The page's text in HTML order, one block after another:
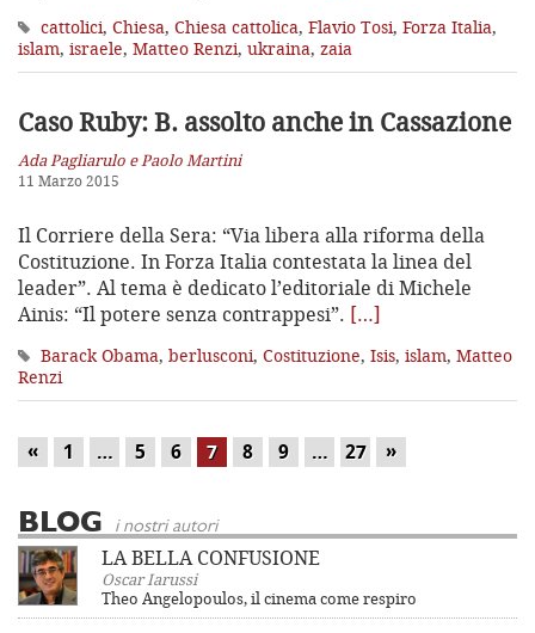
cattolici, Chiesa, Chiesa cattolica, Flavio Tosi, Forza Italia,
islam, israele, Matteo Renzi, ukraina, zaia
Caso Ruby: B. assolto anche in Cassazione
Ada Pagliarulo e Paolo Martini
11 Marzo 2015
Il Corriere della Sera: “Via libera alla riforma della
Costituzione. In Forza Italia contestata la linea del
leader”. Al tema è dedicato l’editoriale di Michele
Ainis: “Il potere senza contrappesi”. […]
Barack Obama, berlusconi, Costituzione, Isis, islam, Matteo
Renzi
« 1 … 5 6 7 8 9 … 27 »
BLOG i nostri autori
LA BELLA CONFUSIONE
Oscar Iarussi
Theo Angelopoulos, il cinema come respiro